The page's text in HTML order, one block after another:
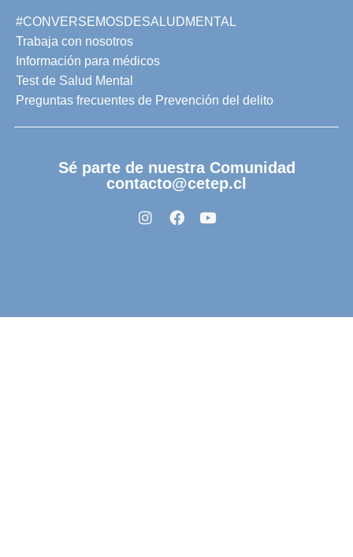
#CONVERSEMOSDESALUDMENTAL
Trabaja con nosotros
Información para médicos
Test de Salud Mental
Preguntas frecuentes de Prevención del delito
Sé parte de nuestra Comunidad
contacto@cetep.cl